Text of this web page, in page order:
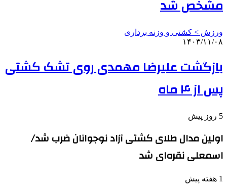
مشخص شد
ورزش > کشتی و وزنه برداری
۱۴۰۳/۱۱/۰۸
بازگشت علیرضا مهمدی روی تشک کشتی
پس از ۴ ماه
5 روز پیش
اولین مدال طلای کشتی آزاد نوجوانان ضرب شد/
اسمعلی نقره‌ای شد
1 هفته پیش